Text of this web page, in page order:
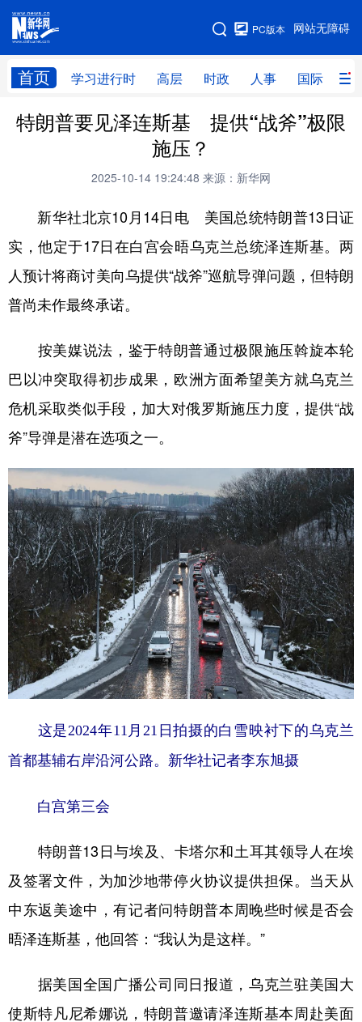
网站无障碍
PC版本
首页 学习进行时 高层 时政 人事 国际 财
网站地图
学习进行时 高层 时政 人事
科技 科创 量子 体育
文化 书画 军事
食品 人居 信息化 数字经济
公益 一带一路 亚太网 上市公司
文化产业
地方频道
北京 天津 河北 山西
辽宁 吉林 上海 江苏
浙江 安徽 福建 江西
山东 河南 湖北 湖南
广东 广西 海南 重庆
四川
Русский язык 日本語 한국어
特朗普要见泽连斯基 提供“战斧”极限
施压？
2025-10-14 19:24:48 来源：新华网
新华社北京10月14日电 美国总统特朗普13日证
实，他定于17日在白宫会晤乌克兰总统泽连斯基。两
人预计将商讨美向乌提供“战斧”巡航导弹问题，但特朗
普尚未作最终承诺。
按美媒说法，鉴于特朗普通过极限施压斡旋本轮
巴以冲突取得初步成果，欧洲方面希望美方就乌克兰
危机采取类似手段，加大对俄罗斯施压力度，提供“战
斧”导弹是潜在选项之一。
这是2024年11月21日拍摄的白雪映衬下的乌克兰
首都基辅右岸沿河公路。新华社记者李东旭摄
白宫第三会
特朗普13日与埃及、卡塔尔和土耳其领导人在埃
及签署文件，为加沙地带停火协议提供担保。当天从
中东返美途中，有记者问特朗普本周晚些时候是否会
晤泽连斯基，他回答：“我认为是这样。”
据美国全国广播公司同日报道，乌克兰驻美国大
使斯特凡尼希娜说，特朗普邀请泽连斯基本周赴美面